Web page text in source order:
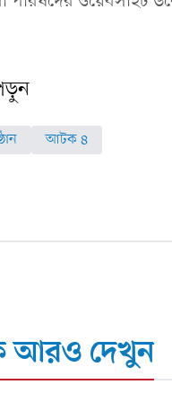
আটক ৪
আরও দেখুন